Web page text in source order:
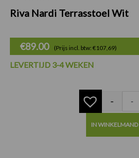
Riva Nardi Terrasstoel Wit
€89.00 (Prijs incl. btw: €107,69)
LEVERTIJD 3-4 WEKEN
- -
IN WINKELMAND